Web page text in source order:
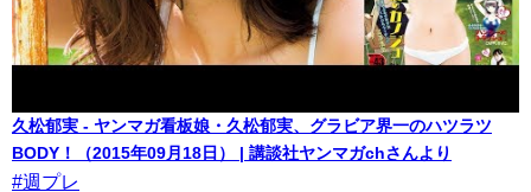
久松郁実 - ヤンマガ看板娘・久松郁実、グラビア界一のハツラツ
BODY！（2015年09月18日） | 講談社ヤンマガchさんより
#週プレ